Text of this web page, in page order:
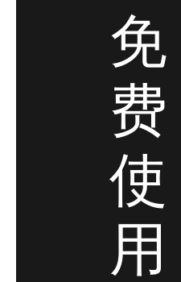
免
费
使
用